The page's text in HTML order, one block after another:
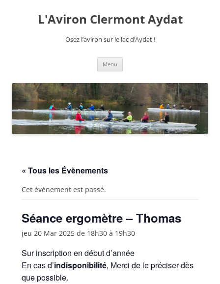
L'Aviron Clermont Aydat
Osez l’aviron sur le lac d’Aydat !
Menu
« Tous les Évènements
Cet évènement est passé.
Séance ergomètre – Thomas
jeu 20 Mar 2025 de 18h30 à 19h30
Sur inscription en début d’année
En cas d’indisponibilité, Merci de le préciser dès
que possible.